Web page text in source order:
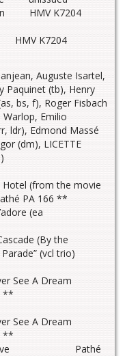
HMV K7204
K7204
Auguste Isartel,
Paquinet (tb), Henry
bs, f), Roger Fisbach
Emilio
ldr), Edmond Massé
(dm), LICETTE
(from the movie
PA 166 **
(ea
(By the
(vcl trio)
A Dream
A Dream
Love Pathé